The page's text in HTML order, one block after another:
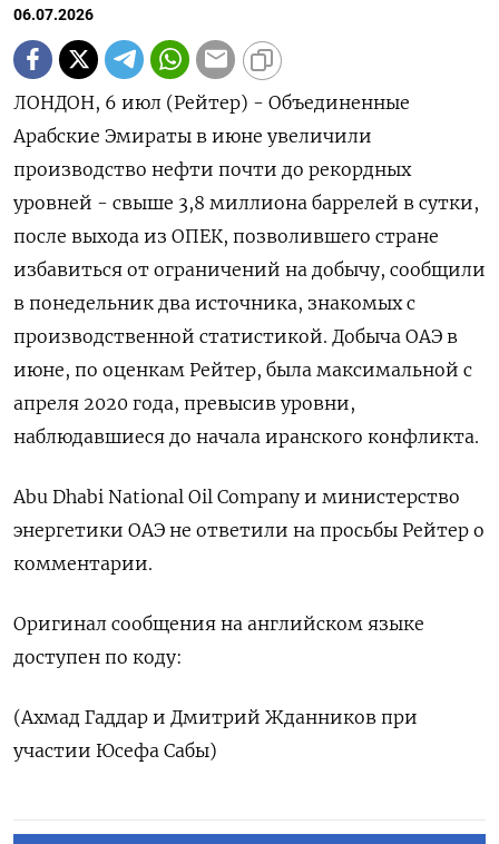
06.07.2026
ЛОНДОН, 6 июл (Рейтер) - Объединенные
Арабские Эмираты в июне увеличили
‌производство нефти почти до рекордных
уровней - свыше 3,8 ​миллиона ​баррелей в ​сутки,
после ⁠выхода ‌из ОПЕК, позволившего стране
‌избавиться от ограничений на добычу, сообщили
​в понедельник ‌два источника, знакомых ​с
производственной статистикой. Добыча ОАЭ ‌в
июне, по оценкам Рейтер, была максимальной ​с ​
апреля 2020 ‌года, превысив уровни,
наблюдавшиеся ​до начала иранского конфликта.
Abu Dhabi National Oil Company и министерство
энергетики ОАЭ не ответили на просьбы ​Рейтер о
⁠комментарии.
Оригинал сообщения на английском ‌языке
доступен по ‌коду:
(Ахмад Гаддар и Дмитрий ​Жданников при
участии ‌Юсефа Сабы)